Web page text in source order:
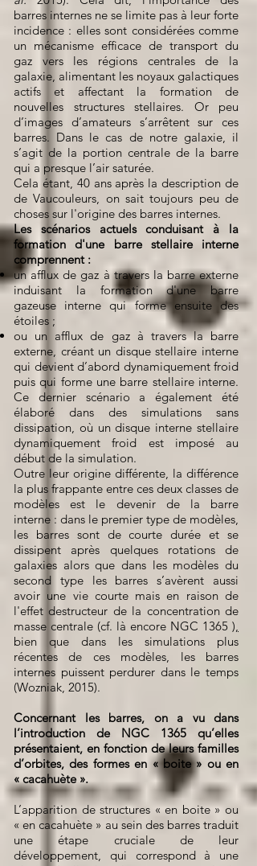
barres internes ne se limite pas à leur forte
incidence : elles sont considérées comme
un mécanisme efficace de transport du
gaz vers les régions centrales de la
galaxie, alimentant les noyaux galactiques
actifs et affectant la formation de
nouvelles structures stellaires. Or peu
d’images d’amateurs s’arrêtent sur ces
barres. Dans le cas de notre galaxie, il
s’agit de la portion centrale de la barre
qui a presque l’air saturée.
Cela étant, 40 ans après la description de
de Vaucouleurs, on sait toujours peu de
choses sur l'origine des barres internes.
Les scénarios actuels conduisant à la
formation d'une barre stellaire interne
comprennent :
un afflux de gaz à travers la barre externe
induisant la formation d'une barre
gazeuse interne qui forme ensuite des
étoiles ;
ou un afflux de gaz à travers la barre
externe, créant un disque stellaire interne
qui devient d’abord dynamiquement froid
puis qui forme une barre stellaire interne.
Ce dernier scénario a également été
élaboré dans des simulations sans
dissipation, où un disque interne stellaire
dynamiquement froid est imposé au
début de la simulation.
Outre leur origine différente, la différence
la plus frappante entre ces deux classes de
modèles est le devenir de la barre
interne : dans le premier type de modèles,
les barres sont de courte durée et se
dissipent après quelques rotations de
galaxies alors que dans les modèles du
second type les barres s’avèrent aussi
avoir une vie courte mais en raison de
l'effet destructeur de la concentration de
masse centrale (cf. là encore NGC 1365 ),
bien que dans les simulations plus
récentes de ces modèles, les barres
internes puissent perdurer dans le temps
(Wozniak, 2015).
Concernant les barres, on a vu dans
l’introduction de NGC 1365 qu’elles
présentaient, en fonction de leurs familles
d’orbites, des formes en « boite » ou en
« cacahuète ».
L’apparition de structures « en boite » ou
« en cacahuète » au sein des barres traduit
une étape cruciale de leur
développement, qui correspond à une